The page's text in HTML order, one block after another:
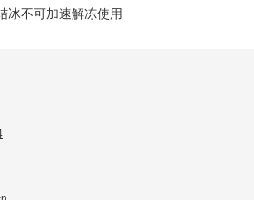
冰不可加速解冻使用